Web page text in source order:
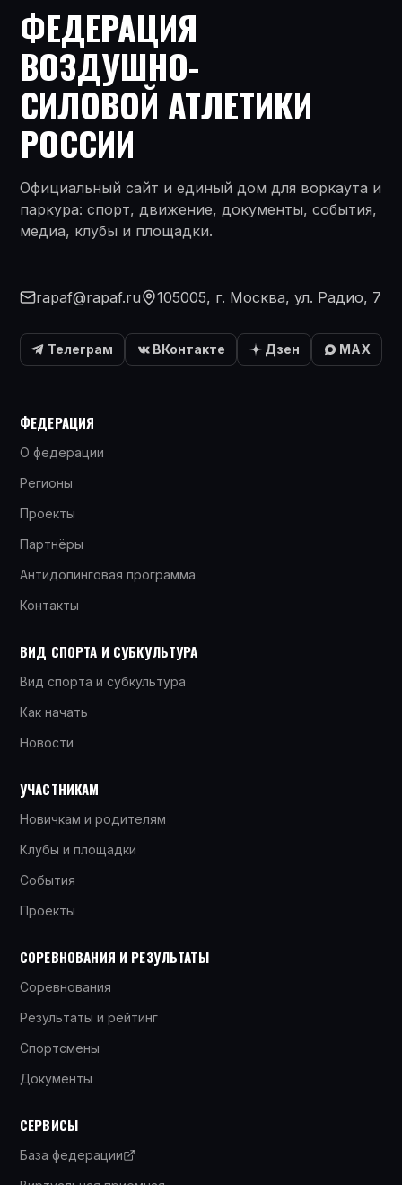
ФЕДЕРАЦИЯ
ВОЗДУШНО-
СИЛОВОЙ АТЛЕТИКИ
РОССИИ
Официальный сайт и единый дом для воркаута и
паркура: спорт, движение, документы, события,
медиа, клубы и площадки.
rapaf@rapaf.ru 105005, г. Москва, ул. Радио, 7
Телеграм ВКонтакте Дзен MAX
ФЕДЕРАЦИЯ
О федерации
Регионы
Проекты
Партнёры
Антидопинговая программа
Контакты
ВИД СПОРТА И СУБКУЛЬТУРА
Вид спорта и субкультура
Как начать
Новости
УЧАСТНИКАМ
Новичкам и родителям
Клубы и площадки
События
Проекты
СОРЕВНОВАНИЯ И РЕЗУЛЬТАТЫ
Соревнования
Результаты и рейтинг
Спортсмены
Документы
СЕРВИСЫ
База федерации